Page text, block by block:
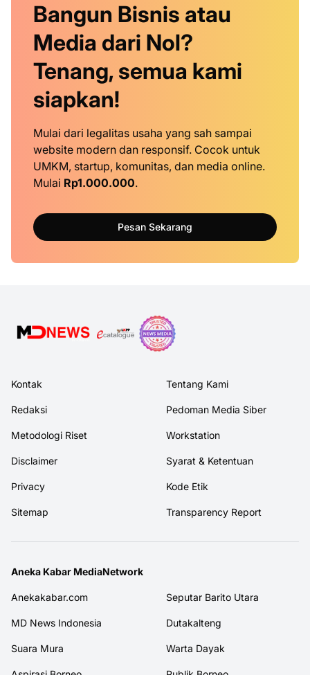
Bangun Bisnis atau
Media dari Nol?
Tenang, semua kami
siapkan!
Mulai dari legalitas usaha yang sah sampai
website modern dan responsif. Cocok untuk
UMKM, startup, komunitas, dan media online.
Mulai Rp1.000.000.
Pesan Sekarang
Kontak Tentang Kami
Redaksi Pedoman Media Siber
Metodologi Riset Workstation
Disclaimer Syarat & Ketentuan
Privacy Kode Etik
Sitemap Transparency Report
Aneka Kabar MediaNetwork
Anekakabar.com Seputar Barito Utara
MD News Indonesia Dutakalteng
Suara Mura Warta Dayak